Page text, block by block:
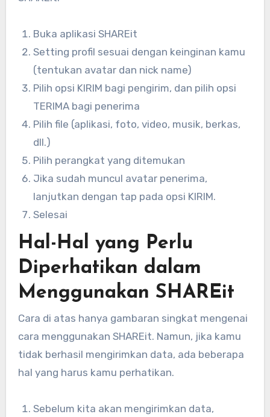
Buka aplikasi SHAREit
Setting profil sesuai dengan keinginan kamu
(tentukan avatar dan nick name)
Pilih opsi KIRIM bagi pengirim, dan pilih opsi
TERIMA bagi penerima
Pilih file (aplikasi, foto, video, musik, berkas,
dll.)
Pilih perangkat yang ditemukan
Jika sudah muncul avatar penerima,
lanjutkan dengan tap pada opsi KIRIM.
Selesai
Hal-Hal yang Perlu
Diperhatikan dalam
Menggunakan SHAREit
Cara di atas hanya gambaran singkat mengenai
cara menggunakan SHAREit. Namun, jika kamu
tidak berhasil mengirimkan data, ada beberapa
hal yang harus kamu perhatikan.
Sebelum kita akan mengirimkan data,